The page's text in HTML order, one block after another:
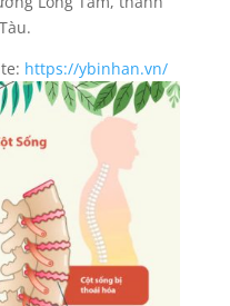
https://ybinhan.vn/